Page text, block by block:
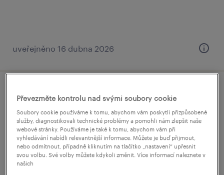
uveřejněno 16 dubna 2026
řidič/ka vzv, operátor/ka skladu - mzda až
45 000 kč
ostrava, moravskoslezský kraj
stálý úvazek
Převezměte kontrolu nad svými soubory cookie
Soubory cookie používáme k tomu, abychom vám poskytli přizpůsobené
služby, diagnostikovali technické problémy a pomohli nám zlepšit naše
webové stránky. Používáme je také k tomu, abychom vám při
vyhledávání nabídli relevantnější informace. Můžete je buď přijmout,
nebo odmítnout, případně kliknutím na tlačítko „nastavení“ upřesnit
svou volbu. Své volby můžete kdykoli změnit. Více informací naleznete v
našich